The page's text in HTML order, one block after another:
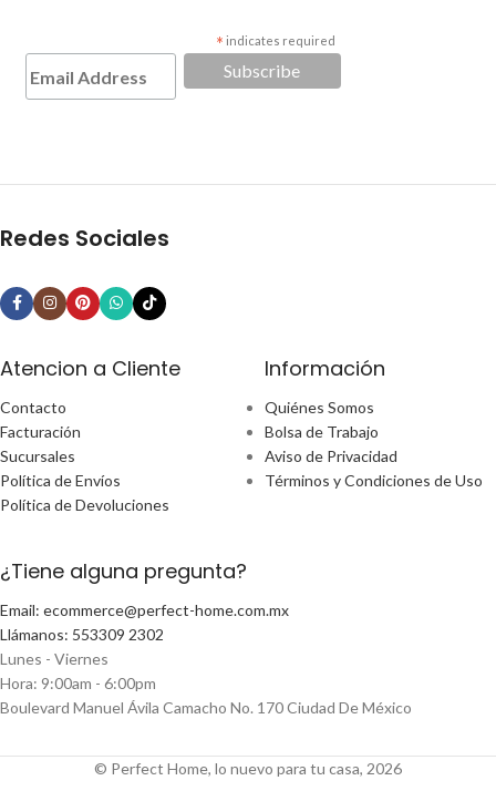
* indicates required
Redes Sociales
Atencion a Cliente
Contacto
Facturación
Sucursales
Política de Envíos
Política de Devoluciones
Información
Quiénes Somos
Bolsa de Trabajo
Aviso de Privacidad
Términos y Condiciones de Uso
¿Tiene alguna pregunta?
Email: ecommerce@perfect-home.com.mx
Llámanos: 553309 2302
Lunes - Viernes
Hora: 9:00am - 6:00pm
Boulevard Manuel Ávila Camacho No. 170 Ciudad De México
© Perfect Home, lo nuevo para tu casa, 2026